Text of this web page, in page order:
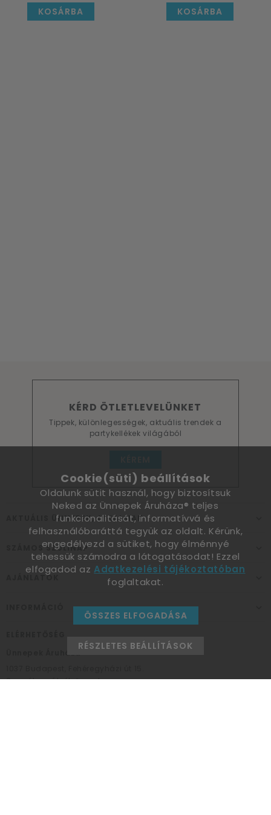
KOSÁRBA
KOSÁRBA
KÉRD ÖTLETLEVELÜNKET
Tippek, különlegességek, aktuális trendek a
partykellékek világából
AKTUÁLIS ÜNNEPEK, ALKALMAK
SZÁMOS SZÜLINAP
AJÁNLATOK
Ünnepek Áruháza
Személyes átvételi pont
Cookie(süti) beállítások
Oldalunk sütit használ, hogy biztosítsuk
Neked az Ünnepek Áruháza® teljes
funkcionalitását, informatívvá és
felhasználóbaráttá tegyük az oldalt. Kérünk,
engedélyezd a sütiket, hogy élménnyé
tehessük számodra a látogatásodat! Ezzel
elfogadod azAdatkezelési tájékoztatóban
foglaltakat.
ÖSSZES ELFOGADÁSA
RÉSZLETES BEÁLLÍTÁSOK